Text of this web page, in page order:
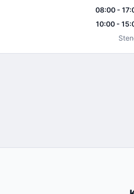
08:00 -
10:00 -